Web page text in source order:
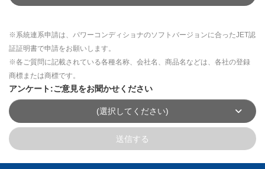
※系統連系申請は、パワーコンディショナのソフトバージョンに合ったJET認
証証明書で申請をお願いします。
※各ご質問に記載されている各種名称、会社名、商品名などは、各社の登録
商標または商標です。
アンケート:ご意見をお聞かせください
(選択してください)
送信する